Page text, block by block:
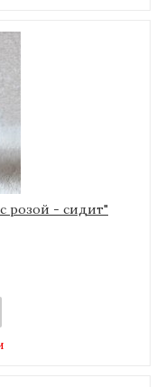
розой - сидит"